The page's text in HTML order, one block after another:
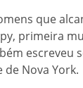
que
primeira
escreveu
de Nova York.